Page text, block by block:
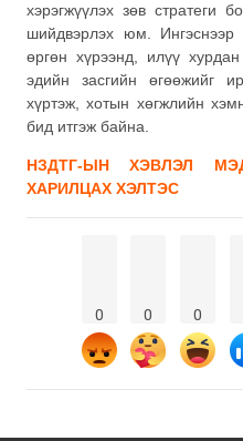
хэрэгжүүлэх зөв стратеги
шийдвэрлэх юм.
өргөн хүрээнд, илүү
эдийн засгийн өгөөжийг
хүртэж, хотын хөгжлийн
бид итгэж байна.
НЗДТГ-ЫН ХЭВЛЭЛ
ХАРИЛЦАХ ХЭЛТЭС
0 0 0